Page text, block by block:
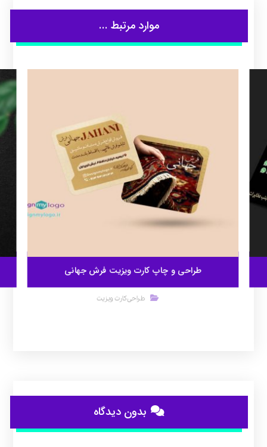
موارد مرتبط ...
طراحی و چاپ کارت ویزیت فرش جهانی
طراحی کارت ویزیت
بدون دیدگاه